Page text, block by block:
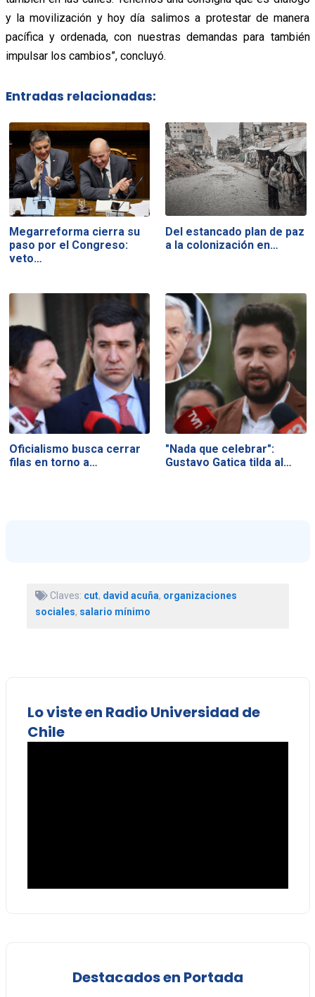
y la movilización y hoy día salimos a protestar de manera
pacífica y ordenada, con nuestras demandas para también
impulsar los cambios”, concluyó.
Entradas relacionadas:
Megarreforma cierra su
paso por el Congreso:
veto…
Del estancado plan de paz
a la colonización en…
Oficialismo busca cerrar
filas en torno a…
"Nada que celebrar":
Gustavo Gatica tilda al…
Claves: cut, david acuña, organizaciones
sociales, salario mínimo
Lo viste en Radio Universidad de
Chile
Destacados en Portada